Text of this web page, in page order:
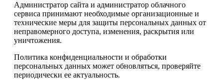
Администратор сайта и администратор облачного
сервиса принимают необходимые организационные и
технические меры для защиты персональных данных от
неправомерного доступа, изменения, раскрытия или
уничтожения.
Политика конфиденциальности и обработки
персональных данных может обновляться, проверяйте
периодически ее актуальность.